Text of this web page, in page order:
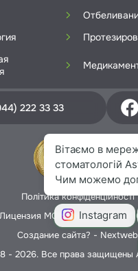
222 33 33
Політика конфіденційності
Лицензия МОЗ Украины №
Создание сайта? - Nextweb
- 2026. Все права защищены